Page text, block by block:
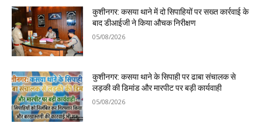
कुशीनगर: कसया थाने में दो सिपाहियों पर सख्त कार्रवाई के
बाद डीआईजी ने किया औचक निरीक्षण
05/08/2026
कुशीनगर: कसया थाने के सिपाही पर ढाबा संचालक से
लड़की की डिमांड और मारपीट पर बड़ी कार्यवाही
05/08/2026